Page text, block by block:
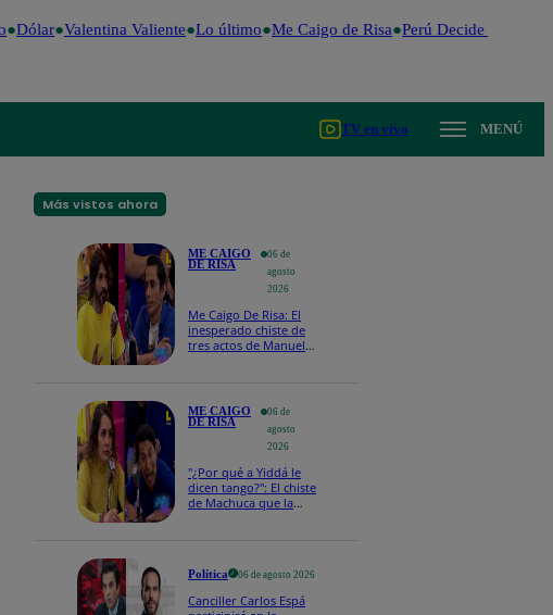
Dólar Valentina Valiente Lo último Me Caigo de Risa Perú Decide 2026
TV en vivo MENÚ
Más vistos ahora
ME CAIGO
DE RISA
06 de
agosto
2026
Me Caigo De Risa: El
inesperado chiste de
tres actos de Manuel
ME CAIGO
DE RISA
06 de
agosto
2026
"¿Por qué a Yiddá le
dicen tango?": El chiste
de Machuca que la
Política 06 de agosto 2026
Canciller Carlos Espá